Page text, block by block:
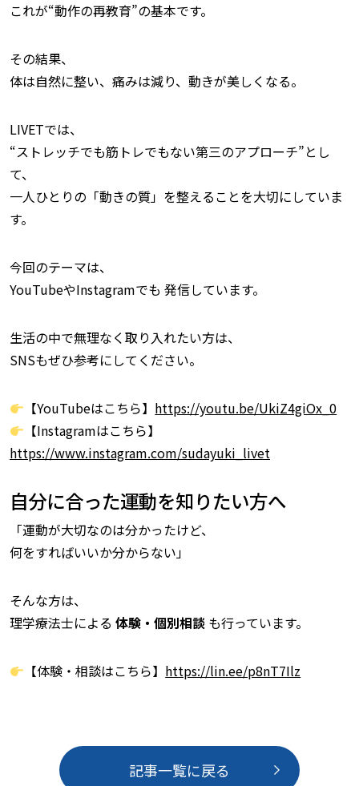
これが“動作の再教育”の基本です。
その結果、
体は自然に整い、痛みは減り、動きが美しくなる。
LIVETでは、
“ストレッチでも筋トレでもない第三のアプローチ”とし
て、
一人ひとりの「動きの質」を整えることを大切にしていま
す。
今回のテーマは、
YouTubeやInstagramでも 発信しています。
生活の中で無理なく取り入れたい方は、
SNSもぜひ参考にしてください。
【YouTubeはこちら】 https://youtu.be/UkiZ4giOx_0
【Instagramはこちら】
https://www.instagram.com/sudayuki_livet
自分に合った運動を知りたい方へ
「運動が大切なのは分かったけど、
何をすればいいか分からない」
そんな方は、
理学療法士による 体験・個別相談 も行っています。
【体験・相談はこちら】 https://lin.ee/p8nT7Ilz
記事一覧に戻る